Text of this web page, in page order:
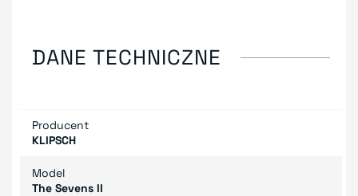
DANE TECHNICZNE
Producent
KLIPSCH
Model
The Sevens II